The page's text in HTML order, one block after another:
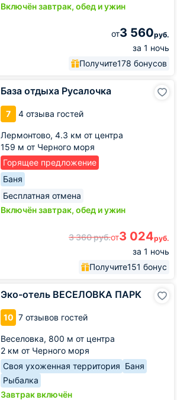
Включён завтрак, обед и ужин
от3 560руб.
за 1 ночь
Получите178 бонусов
База отдыха Русалочка
7 4 отзыва гостей
Лермонтово, 4.3 км от центра
159 м от Черного моря
Горящее предложение
Баня
Бесплатная отмена
Включён завтрак, обед и ужин
3 360руб.от3 024руб.
за 1 ночь
Получите151 бонус
Эко-отель ВЕСЕЛОВКА ПАРК
10 7 отзывов гостей
Веселовка, 800 м от центра
2 км от Черного моря
Своя ухоженная территория Баня
Рыбалка
Завтрак включён